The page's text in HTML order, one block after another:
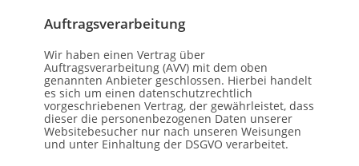
Auftragsverarbeitung
Wir haben einen Vertrag über
Auftragsverarbeitung (AVV) mit dem oben
genannten Anbieter geschlossen. Hierbei handelt
es sich um einen datenschutzrechtlich
vorgeschriebenen Vertrag, der gewährleistet, dass
dieser die personenbezogenen Daten unserer
Websitebesucher nur nach unseren Weisungen
und unter Einhaltung der DSGVO verarbeitet.